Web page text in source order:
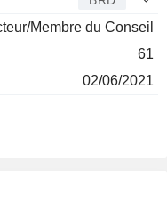
Membre du Conseil
61
02/06/2021